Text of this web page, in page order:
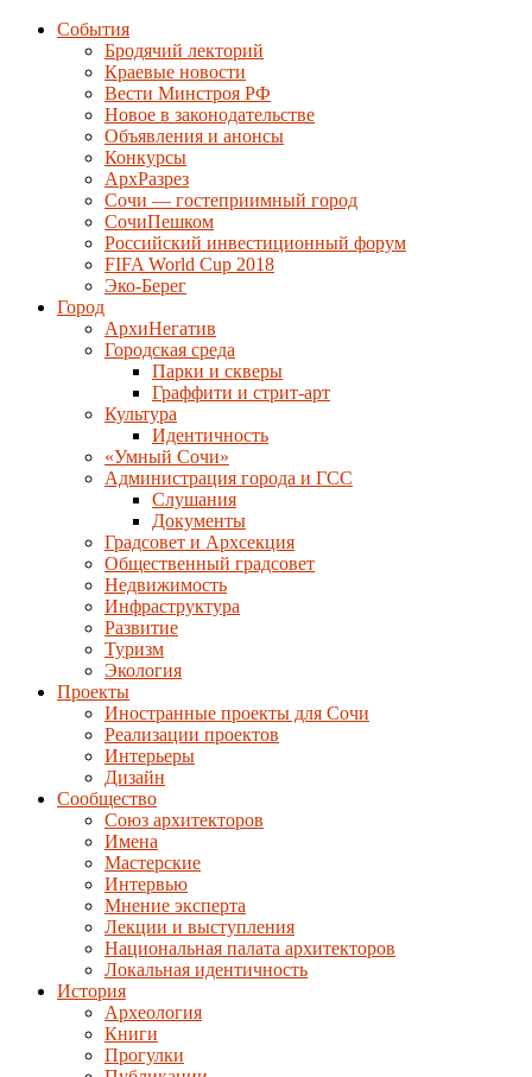
События
Бродячий лекторий
Краевые новости
Вести Минстроя РФ
Новое в законодательстве
Объявления и анонсы
Конкурсы
АрхРазрез
Сочи — гостеприимный город
СочиПешком
Российский инвестиционный форум
FIFA World Cup 2018
Эко-Берег
Город
АрхиНегатив
Городская среда
Парки и скверы
Граффити и стрит-арт
Культура
Идентичность
«Умный Сочи»
Администрация города и ГСС
Слушания
Документы
Градсовет и Архсекция
Общественный градсовет
Недвижимость
Инфраструктура
Развитие
Туризм
Экология
Проекты
Иностранные проекты для Сочи
Реализации проектов
Интерьеры
Дизайн
Сообщество
Союз архитекторов
Имена
Мастерские
Интервью
Мнение эксперта
Лекции и выступления
Национальная палата архитекторов
Локальная идентичность
История
Археология
Книги
Прогулки